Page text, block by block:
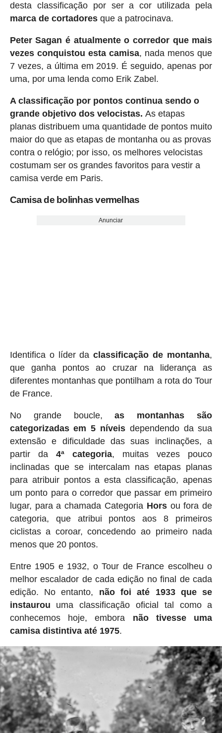
desta classificação por ser a cor utilizada pela
marca de cortadoresque a patrocinava.
Peter Sagan é atualmente o corredor que mais
vezes conquistou esta camisa, nada menos que
7 vezes, a última em 2019. É seguido, apenas por
uma, por uma lenda como Erik Zabel.
A classificação por pontos continua sendo o
grande objetivo dos velocistas. As etapas
planas distribuem uma quantidade de pontos muito
maior do que as etapas de montanha ou as provas
contra o relógio; por isso, os melhores velocistas
costumam ser os grandes favoritos para vestir a
camisa verde em Paris.
Camisa de bolinhas vermelhas
Anunciar
Identifica o líder daclassificação de montanha,
que ganha pontos ao cruzar na liderança as
diferentes montanhas que pontilham a rota do Tour
de France.
No grande boucle,as montanhas são
categorizadas em 5 níveisdependendo da sua
extensão e dificuldade das suas inclinações, a
partir da 4ª categoria, muitas vezes pouco
inclinadas que se intercalam nas etapas planas
para atribuir pontos a esta classificação, apenas
um ponto para o corredor que passar em primeiro
lugar, para a chamada Categoria Horsou fora de
categoria, que atribui pontos aos 8 primeiros
ciclistas a coroar, concedendo ao primeiro nada
menos que 20 pontos.
Entre 1905 e 1932, o Tour de France escolheu o
melhor escalador de cada edição no final de cada
edição. No entanto, não foi até 1933 que se
instaurou uma classificação oficial tal como a
conhecemos hoje, embora não tivesse uma
camisa distintiva até 1975.